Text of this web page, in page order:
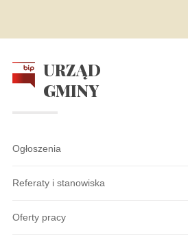
URZĄD
GMINY
Ogłoszenia
Referaty i stanowiska
Oferty pracy